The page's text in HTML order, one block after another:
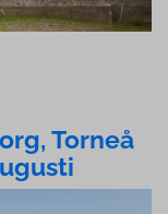
Torneå